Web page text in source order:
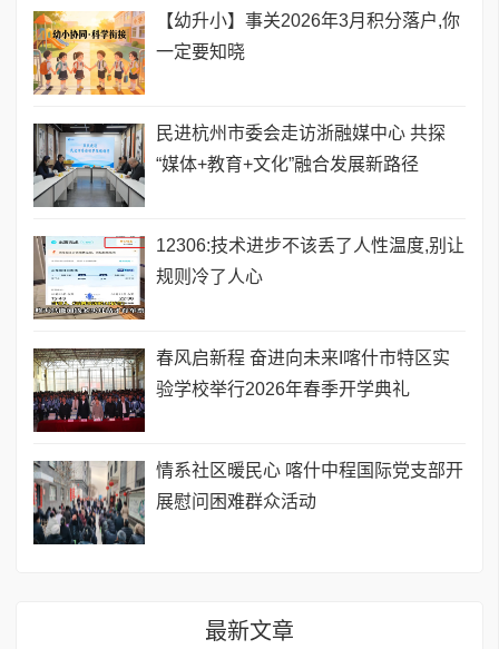
【幼升小】事关2026年3月积分落户,你
一定要知晓
民进杭州市委会走访浙融媒中心 共探
“媒体+教育+文化”融合发展新路径
12306:技术进步不该丢了人性温度,别让
规则冷了人心
春风启新程 奋进向未来I喀什市特区实
验学校举行2026年春季开学典礼
情系社区暖民心 喀什中程国际党支部开
展慰问困难群众活动
最新文章